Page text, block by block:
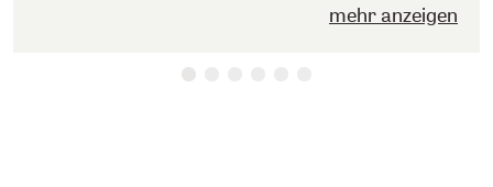
mehr anzeigen